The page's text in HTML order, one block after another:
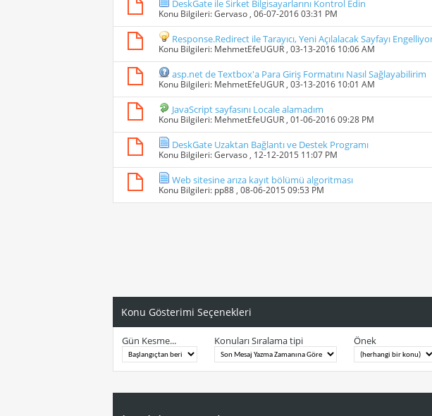
DeskGate ile Sirket Bilgisayarlarını Kontrol Edin
Konu Bilgileri:Gervaso , 06-07-2016 03:31 PM
Response.Redirect ile Tarayıcı, Yeni Açılalacak Sayfayı
Konu Bilgileri: MehmetEfeUGUR , 03-13-2016 10:06 AM
asp.net de Textbox'a Para Giriş Formatını Nasıl Sağlayabilirim
Konu Bilgileri: MehmetEfeUGUR , 03-13-2016 10:01 AM
JavaScript sayfasını Locale alamadım
Konu Bilgileri: MehmetEfeUGUR , 01-06-2016 09:28 PM
DeskGate Uzaktan Bağlantı ve Destek Programı
Konu Bilgileri:Gervaso , 12-12-2015 11:07 PM
Web sitesine arıza kayıt bölümü algoritması
Konu Bilgileri: pp88 , 08-06-2015 09:53 PM
Konu Gösterimi Seçenekleri
Gün Kesme... Konuları Sıralama tipi Önek